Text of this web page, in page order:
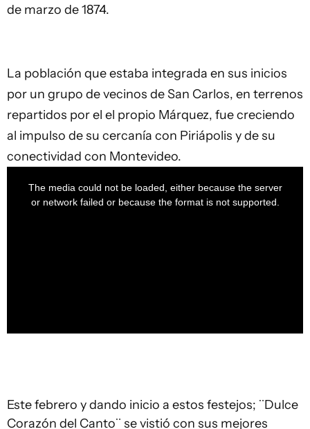
de marzo de 1874.
La población que estaba integrada en sus inicios
por un grupo de vecinos de San Carlos, en terrenos
repartidos por el el propio Márquez, fue creciendo
al impulso de su cercanía con Piriápolis y de su
conectividad con Montevideo.
The media could not be loaded, either because the server
or network failed or because the format is not supported.
Este febrero y dando inicio a estos festejos; ¨Dulce
Corazón del Canto¨ se vistió con sus mejores